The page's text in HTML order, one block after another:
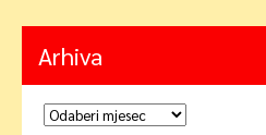
Arhiva
Arhiva